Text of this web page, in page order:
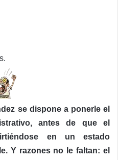
se dispone a ponerle el
antes de que el
en un estado
Y razones no le faltan: el